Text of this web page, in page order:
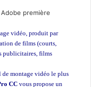
Adobe première
vidéo, produit par
de films (courts,
publicitaires, films
montage vidéo le plus
CC vous propose un